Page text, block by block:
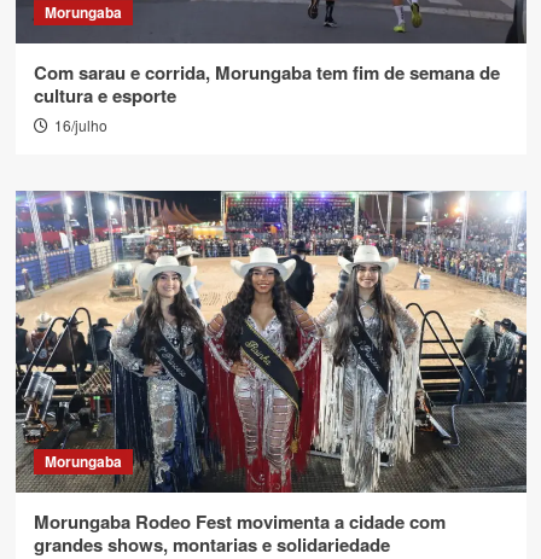
Morungaba
Com sarau e corrida, Morungaba tem fim de semana de
cultura e esporte
16/julho
Morungaba
Morungaba Rodeo Fest movimenta a cidade com
grandes shows, montarias e solidariedade